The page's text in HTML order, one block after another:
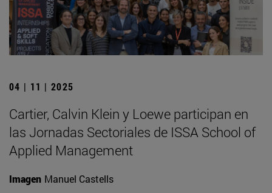
04 | 11 | 2025
Cartier, Calvin Klein y Loewe participan en
las Jornadas Sectoriales de ISSA School of
Applied Management
Imagen Manuel Castells